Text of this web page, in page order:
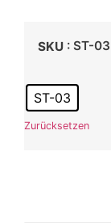
SKU : ST-03
ST-03
Zurücksetzen